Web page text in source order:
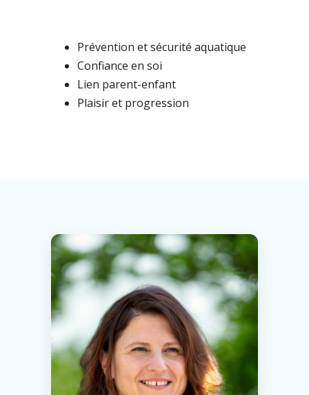
Prévention et sécurité aquatique
Confiance en soi
Lien parent-enfant
Plaisir et progression